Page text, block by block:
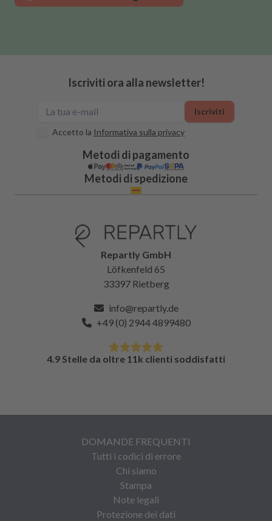
Iscriviti ora alla newsletter!
Accetto la Informativa sulla privacy
Iscriviti
Metodi di pagamento
Metodi di spedizione
Repartly GmbH
Löfkenfeld 65
33397 Rietberg
info@repartly.de
+49 (0) 2944 4899480
4.9 Stelle da oltre 11k clienti soddisfatti
DOMANDE FREQUENTI
Tutti i codici di errore
Chi siamo
Stampa
Note legali
Protezione dei dati